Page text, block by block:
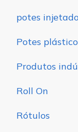
potes
Potes
Produtos
Roll On
Rótulos